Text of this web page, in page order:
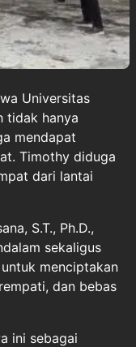
Universitas
tidak hanya
mendapat
Timothy diduga
dari lantai
S.T., Ph.D.,
sekaligus
menciptakan
dan bebas
ini sebagai